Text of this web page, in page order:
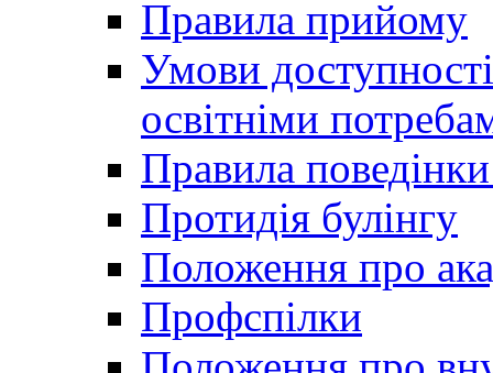
Правила прийому
Умови
освітніми
Правила поведінки
Протидія булінгу
Положення про
Профспілки